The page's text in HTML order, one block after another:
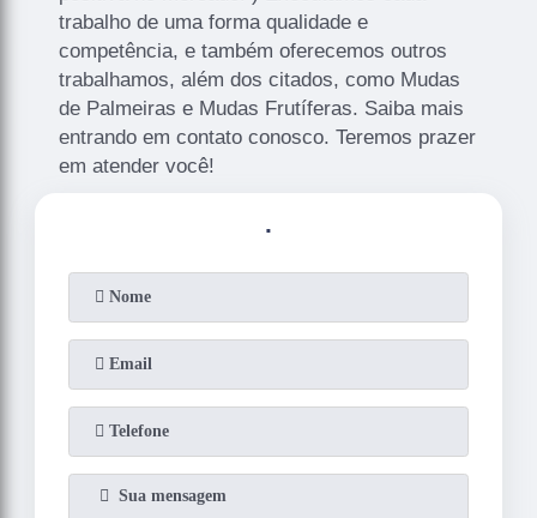
trabalho de uma forma qualidade e
competência, e também oferecemos outros
trabalhamos, além dos citados, como Mudas
de Palmeiras e Mudas Frutíferas. Saiba mais
entrando em contato conosco. Teremos prazer
em atender você!
.